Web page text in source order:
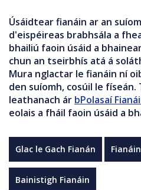
Úsáidtear fianáin ar an
d'eispéireas brabhsála a
bhailiú faoin úsáid a
chun an tseirbhís atá á
Mura nglactar le fianáin ní
den suíomh, cosúil le
leathanach ár bPolasaí
eolais a fháil faoin úsáid a
Glac le Gach Fianán
Bainistigh Fianáin